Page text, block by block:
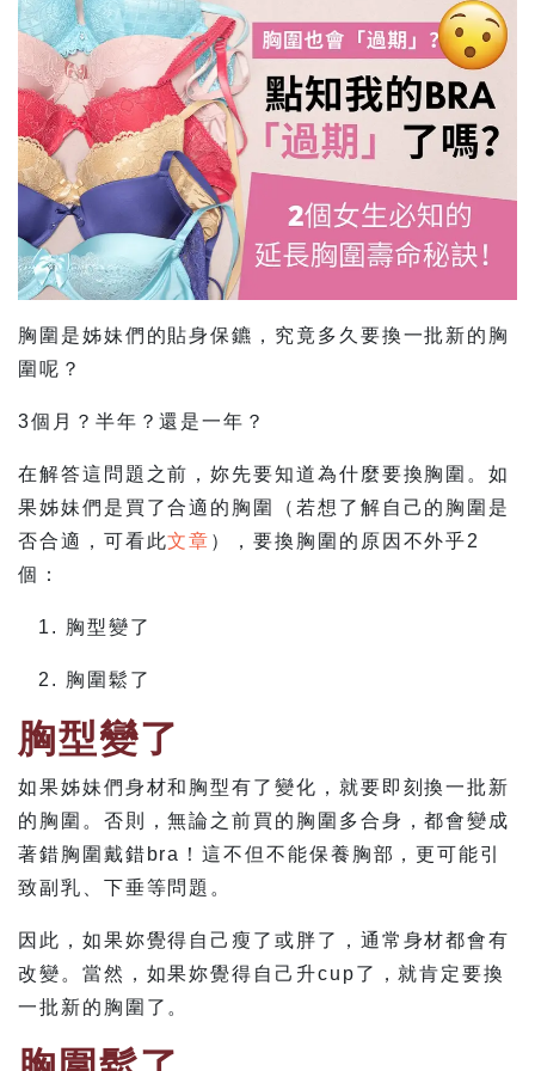
胸圍是姊妹們的貼身保鑣，究竟多久要換一批新的胸
圍呢？
3個月？半年？還是一年？
在解答這問題之前，妳先要知道為什麼要換胸圍。如
果姊妹們是買了合適的胸圍（若想了解自己的胸圍是
否合適，可看此文章 ），要換胸圍的原因不外乎2
個：
胸型變了
胸圍鬆了
胸型變了
如果姊妹們身材和胸型有了變化，就要即刻換一批新
的胸圍。否則，無論之前買的胸圍多合身，都會變成
著錯胸圍戴錯bra！這不但不能保養胸部，更可能引
致副乳、下垂等問題。
因此，如果妳覺得自己瘦了或胖了，通常身材都會有
改變。當然，如果妳覺得自己升cup了，就肯定要換
一批新的胸圍了。